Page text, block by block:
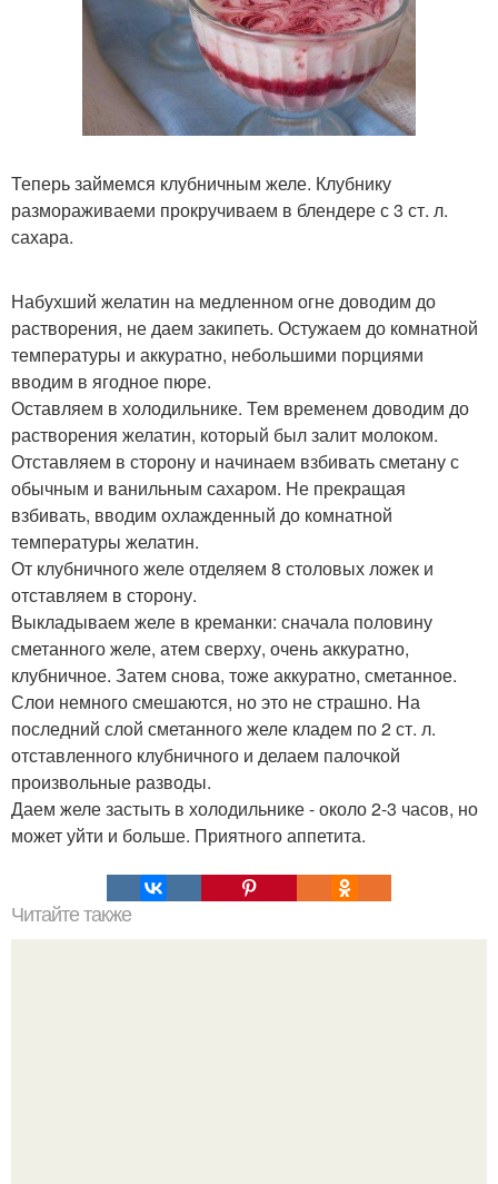
Теперь займемся клубничным желе. Клубнику
размораживаеми прокручиваем в блендере с 3 ст. л.
сахара.
Набухший желатин на медленном огне доводим до
растворения, не даем закипеть. Остужаем до комнатной
температуры и аккуратно, небольшими порциями
вводим в ягодное пюре.
Оставляем в холодильнике. Тем временем доводим до
растворения желатин, который был залит молоком.
Отставляем в сторону и начинаем взбивать сметану с
обычным и ванильным сахаром. Не прекращая
взбивать, вводим охлажденный до комнатной
температуры желатин.
От клубничного желе отделяем 8 столовых ложек и
отставляем в сторону.
Выкладываем желе в креманки: сначала половину
сметанного желе, атем сверху, очень аккуратно,
клубничное. Затем снова, тоже аккуратно, сметанное.
Слои немного смешаются, но это не страшно. На
последний слой сметанного желе кладем по 2 ст. л.
отставленного клубничного и делаем палочкой
произвольные разводы.
Даем желе застыть в холодильнике - около 2-3 часов, но
может уйти и больше. Приятного аппетита.
Читайте также